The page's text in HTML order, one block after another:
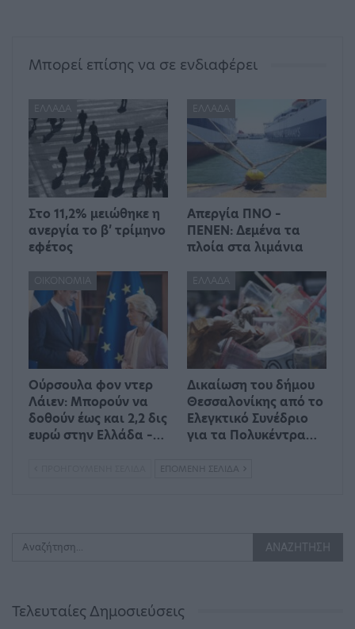
Μπορεί επίσης να σε ενδιαφέρει
ΕΛΛΆΔΑ
Στο 11,2% μειώθηκε η
ανεργία το β’ τρίμηνο
εφέτος
ΕΛΛΆΔΑ
Απεργία ΠΝΟ –
ΠΕΝΕΝ: Δεμένα τα
πλοία στα λιμάνια
ΟΙΚΟΝΟΜΊΑ
Ούρσουλα φον ντερ
Λάιεν: Μπορούν να
δοθούν έως και 2,2 δις
ευρώ στην Ελλάδα –…
ΕΛΛΆΔΑ
Δικαίωση του δήμου
Θεσσαλονίκης από το
Ελεγκτικό Συνέδριο
για τα Πολυκέντρα…
ΕΠΌΜΕΝΗ ΣΕΛΊΔΑ
Τελευταίες Δημοσιεύσεις